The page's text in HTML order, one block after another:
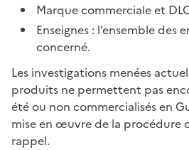
Marque commerciale et
Enseignes : l’ensemble des
concerné.
Les investigations menées
produits ne permettent pas
été ou non commercialisés en
mise en œuvre de la procédure
rappel.